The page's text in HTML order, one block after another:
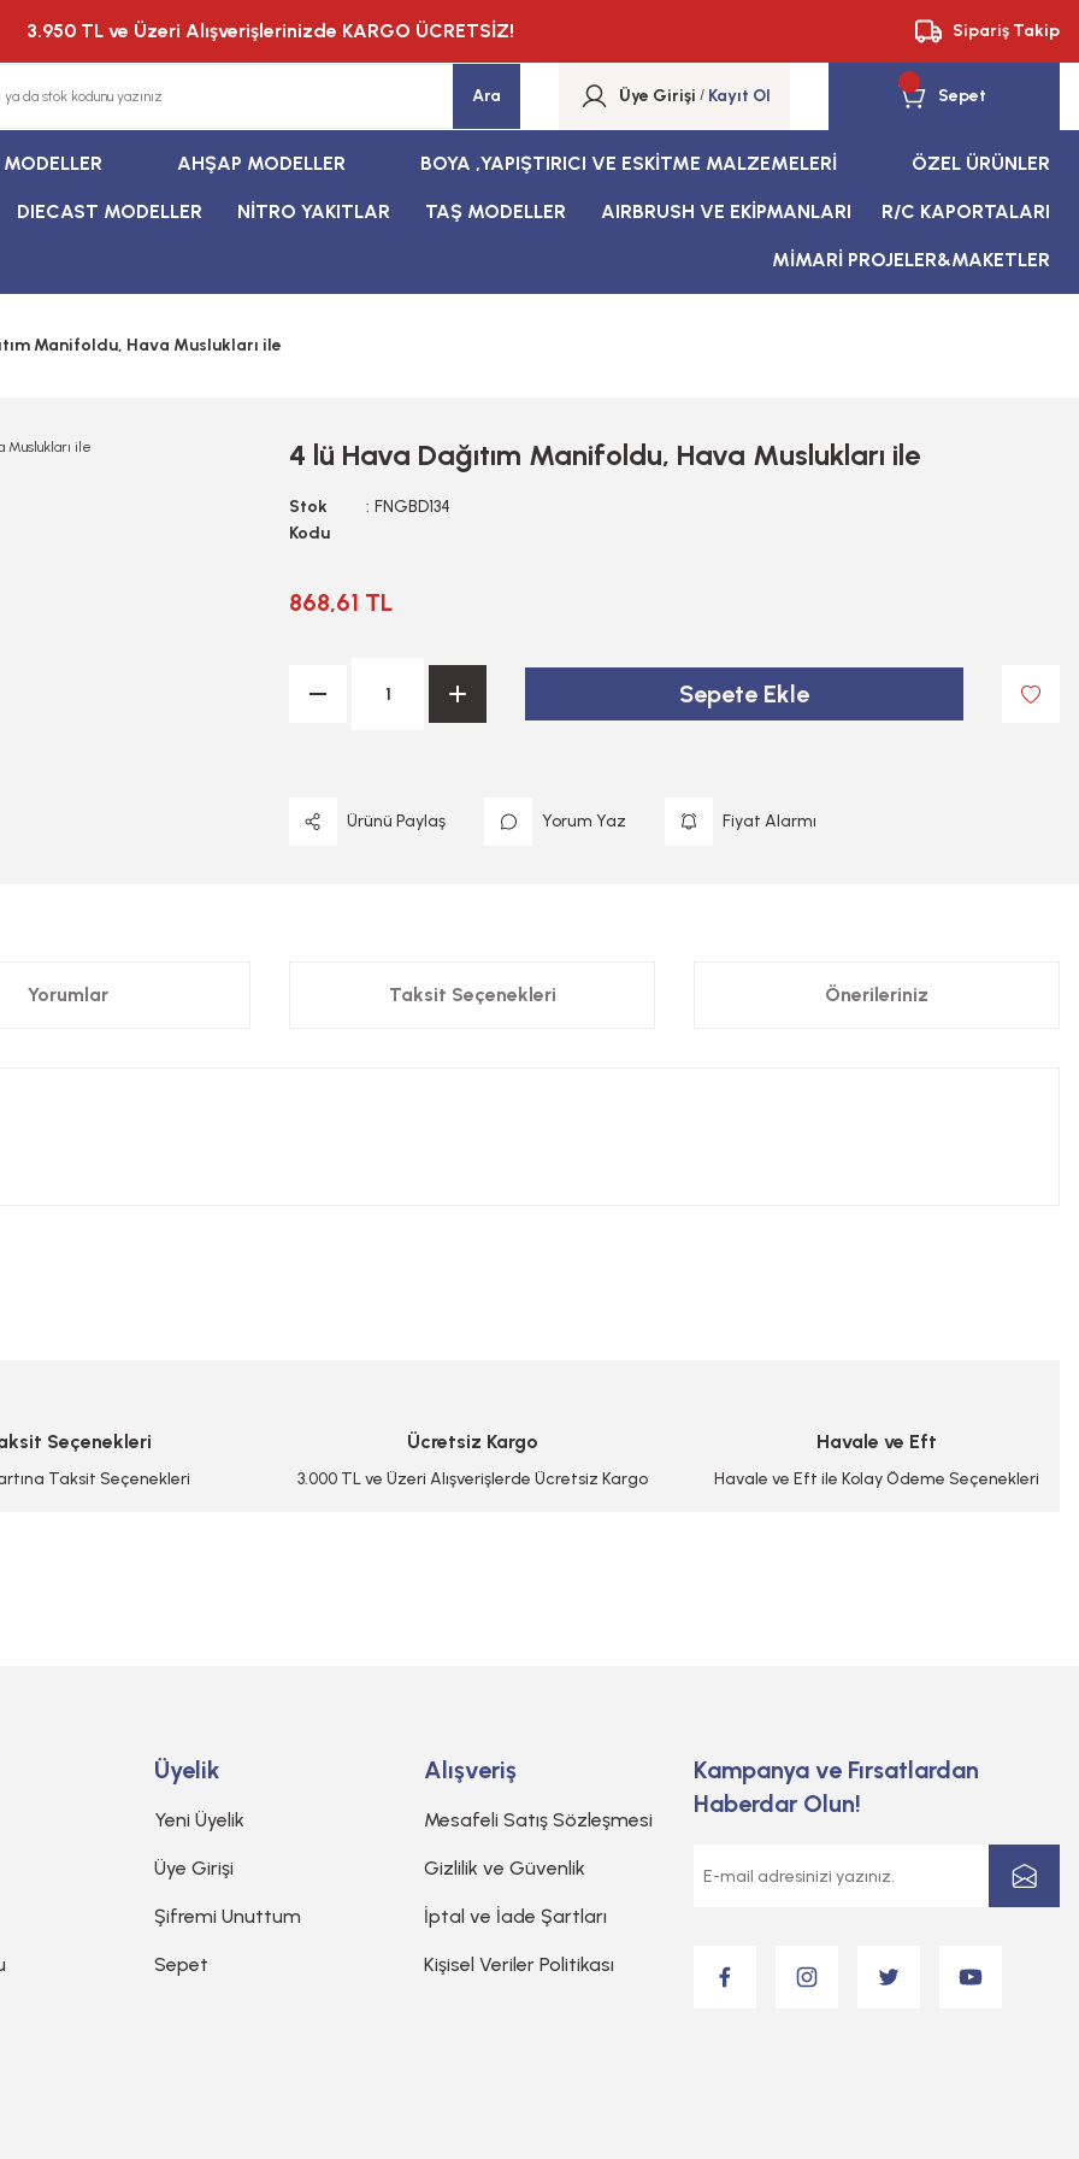
3.950 TL ve Üzeri Alışverişlerinizde KARGO ÜCRETSİZ! Sipariş Takip
Ara Üye Girişi / Kayıt Ol Sepet
AHŞAP MODELLER BOYA ,YAPIŞTIRICI VE ESKİTME MALZEMELERİ ÖZEL ÜRÜNLER
DIECAST MODELLER NİTRO YAKITLAR TAŞ MODELLER AIRBRUSH VE EKİPMANLARI R/C KAPORTALARI
MİMARİ PROJELER&MAKETLER
Manifoldu, Hava Muslukları ile
4 lü Hava Dağıtım Manifoldu, Hava Muslukları ile
Stok
Kodu
FNGBD134
868,61 TL
Sepete Ekle
Ürünü Paylaş Yorum Yaz Fiyat Alarmı
Yorumlar Taksit Seçenekleri Önerileriniz
Seçenekleri
Taksit Seçenekleri
Ücretsiz Kargo
3.000 TL ve Üzeri Alışverişlerde Ücretsiz Kargo
Havale ve Eft
Havale ve Eft ile Kolay Ödeme Seçenekleri
Üyelik
Yeni Üyelik
Üye Girişi
Şifremi Unuttum
Sepet
Alışveriş
Mesafeli Satış Sözleşmesi
Gizlilik ve Güvenlik
İptal ve İade Şartları
Kişisel Veriler Politikası
Kampanya ve Fırsatlardan
Haberdar Olun!